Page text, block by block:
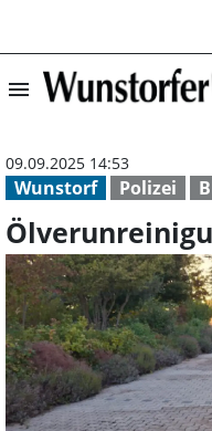
menu
Wunstorf Polizei
09.09.2025 14:53